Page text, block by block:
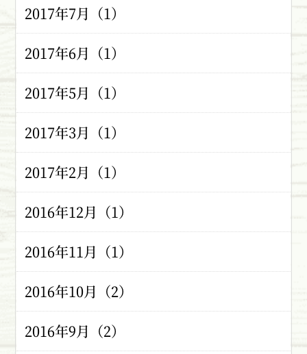
2017年7月（1）
2017年6月（1）
2017年5月（1）
2017年3月（1）
2017年2月（1）
2016年12月（1）
2016年11月（1）
2016年10月（2）
2016年9月（2）